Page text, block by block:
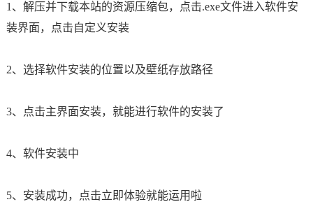
1、解压并下载本站的资源压缩包，点击.exe文件进入软件安
装界面，点击自定义安装
2、选择软件安装的位置以及壁纸存放路径
3、点击主界面安装，就能进行软件的安装了
4、软件安装中
5、安装成功，点击立即体验就能运用啦